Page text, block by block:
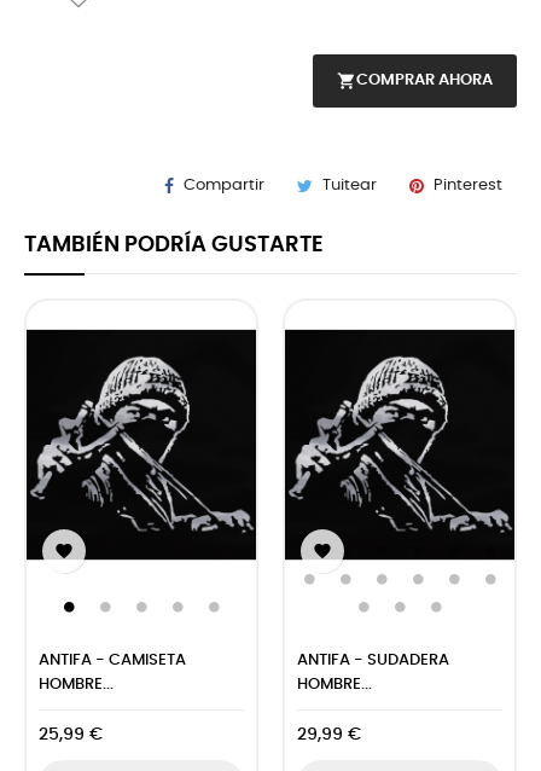
shopping_cartCOMPRAR AHORA
Compartir Tuitear Pinterest
TAMBIÉN PODRÍA GUSTARTE

ANTIFA - CAMISETA
HOMBRE...
25,99 €

ANTIFA - SUDADERA
HOMBRE...
29,99 €